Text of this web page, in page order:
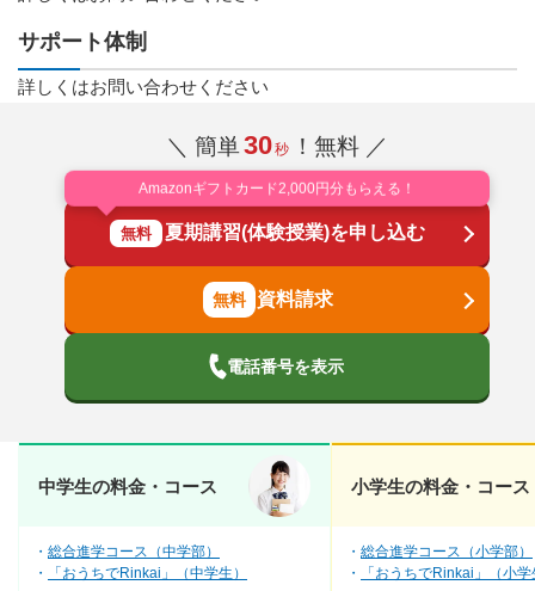
サポート体制
詳しくはお問い合わせください
＼ 簡単30秒 ！無料 ／
Amazonギフトカード2,000円分もらえる！
無料 夏期講習(体験授業)を申し込む
資料請求
電話番号を表示
中学生の料金・コース
総合進学コース（中学部）
「おうちでRinkai」（中学生）
小学生の料金・コース
総合進学コース（小学部）
「おうちでRinkai」（小